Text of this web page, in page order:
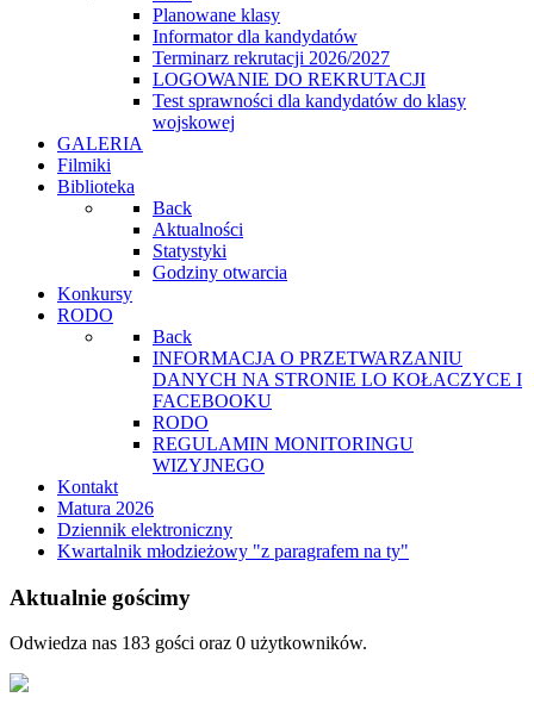
Planowane klasy
Informator dla kandydatów
Terminarz rekrutacji 2026/2027
LOGOWANIE DO REKRUTACJI
Test sprawności dla kandydatów do klasy
wojskowej
GALERIA
Filmiki
Biblioteka
Back
Aktualności
Statystyki
Godziny otwarcia
Konkursy
RODO
Back
INFORMACJA O PRZETWARZANIU
DANYCH NA STRONIE LO KOŁACZYCE I
FACEBOOKU
RODO
REGULAMIN MONITORINGU
WIZYJNEGO
Kontakt
Matura 2026
Dziennik elektroniczny
Kwartalnik młodzieżowy "z paragrafem na ty"
Aktualnie gościmy
Odwiedza nas 183 gości oraz 0 użytkowników.